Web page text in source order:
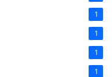
1
1
1
1